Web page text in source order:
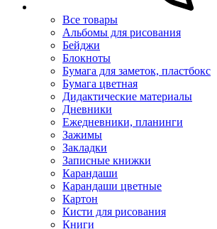
Все товары
Альбомы для рисования
Бейджи
Блокноты
Бумага для заметок, пластбокс
Бумага цветная
Дидактические материалы
Дневники
Ежедневники, планинги
Зажимы
Закладки
Записные книжки
Карандаши
Карандаши цветные
Картон
Кисти для рисования
Книги